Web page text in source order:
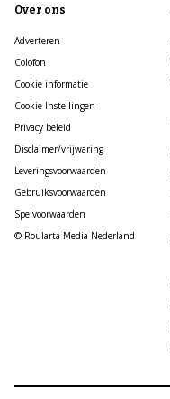
Over ons
Adverteren
Colofon
Cookie informatie
Cookie Instellingen
Privacy beleid
Disclaimer/vrijwaring
Leveringsvoorwaarden
Gebruiksvoorwaarden
Spelvoorwaarden
© Roularta Media Nederland